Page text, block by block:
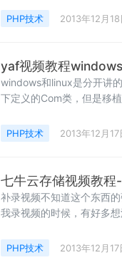
PHP技术 2013年12月18
yaf视频教程
windows和linux是分开讲
下定义的Com类，但是移
PHP技术 2013年12月17
七牛云存储视频教
补录视频不知道这个东西
我录视频的时候，有好多
PHP技术 2013年12月17